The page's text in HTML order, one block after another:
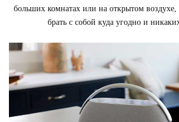
больших комнатах или на открытом
брать с собой куда угодно и